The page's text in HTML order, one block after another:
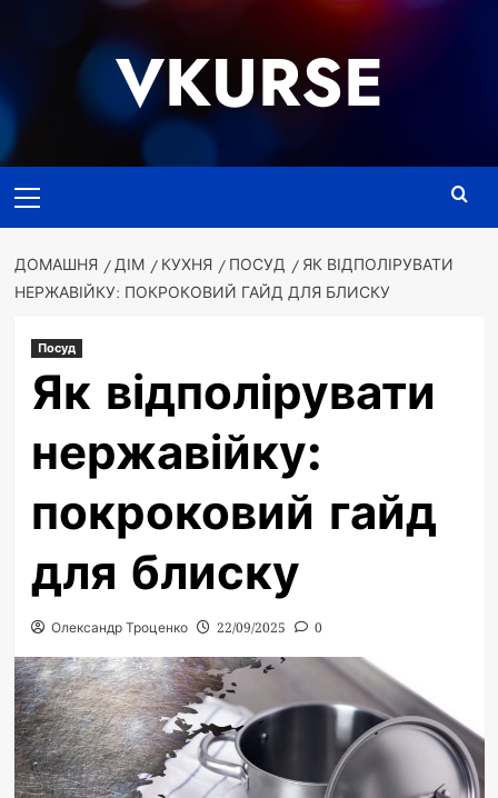
VKURSE
меню
ДОМАШНЯ ДІМ КУХНЯ ПОСУД
ЯК ВІДПОЛІРУВАТИ
НЕРЖАВІЙКУ: ПОКРОКОВИЙ ГАЙД ДЛЯ БЛИСКУ
Посуд
Як відполірувати
нержавійку:
покроковий гайд
для блиску
Олександр Троценко 22/09/2025 0